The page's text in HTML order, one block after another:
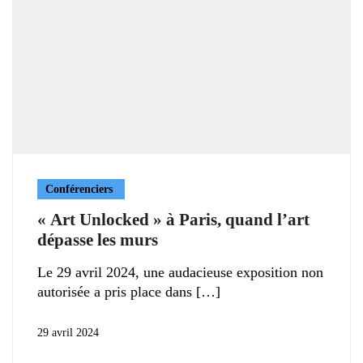
Conférenciers
« Art Unlocked » à Paris, quand l’art
dépasse les murs
Le 29 avril 2024, une audacieuse exposition non
autorisée a pris place dans
29 avril 2024